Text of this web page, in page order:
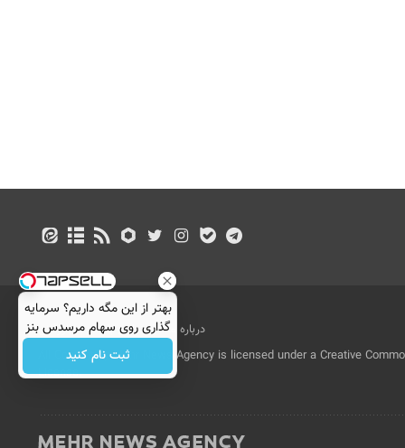
درباره ما تماس با ما
بازرگانی
All Content by Mehr News Agency is licensed under a Creative
License.
بهتر از این مگه داریم؟ سرمایه
گذاری روی سهام مرسدس بنز
ثبت نام کنید